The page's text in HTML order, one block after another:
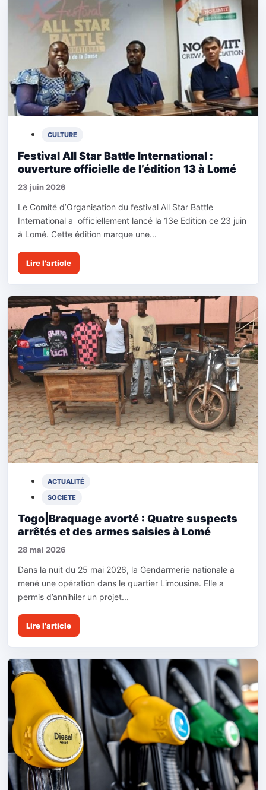
CULTURE
Festival All Star Battle International :
ouverture officielle de l’édition 13 à Lomé
23 juin 2026
Le Comité d’Organisation du festival All Star Battle
International a officiellement lancé la 13e Edition ce 23 juin
à Lomé. Cette édition marque une...
Lire l'article
ACTUALITÉ
SOCIETE
Togo|Braquage avorté : Quatre suspects
arrêtés et des armes saisies à Lomé
28 mai 2026
Dans la nuit du 25 mai 2026, la Gendarmerie nationale a
mené une opération dans le quartier Limousine. Elle a
permis d’annihiler un projet...
Lire l'article